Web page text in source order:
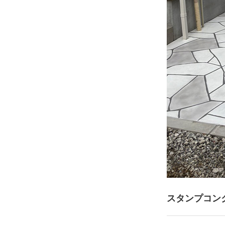
スタンプコン